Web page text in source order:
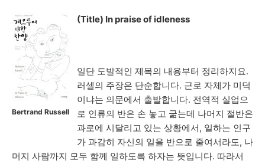
Bertrand Russell
(Title) In praise of idleness
일단 도발적인 제목의 내용부터 정리하지요.
러셀의 주장은 단순합니다. 근로 자체가 미덕
이냐는 의문에서 출발합니다. 전역적 실업으
로 인류의 반은 손 놓고 굶는데 나머지 절반은
과로에 시달리고 있는 상황에서, 일하는 인구
가 과감히 자신의 일을 반으로 줄여서라도, 나
머지 사람까지 모두 함께 일하도록 하자는 뜻입니다. 따라서